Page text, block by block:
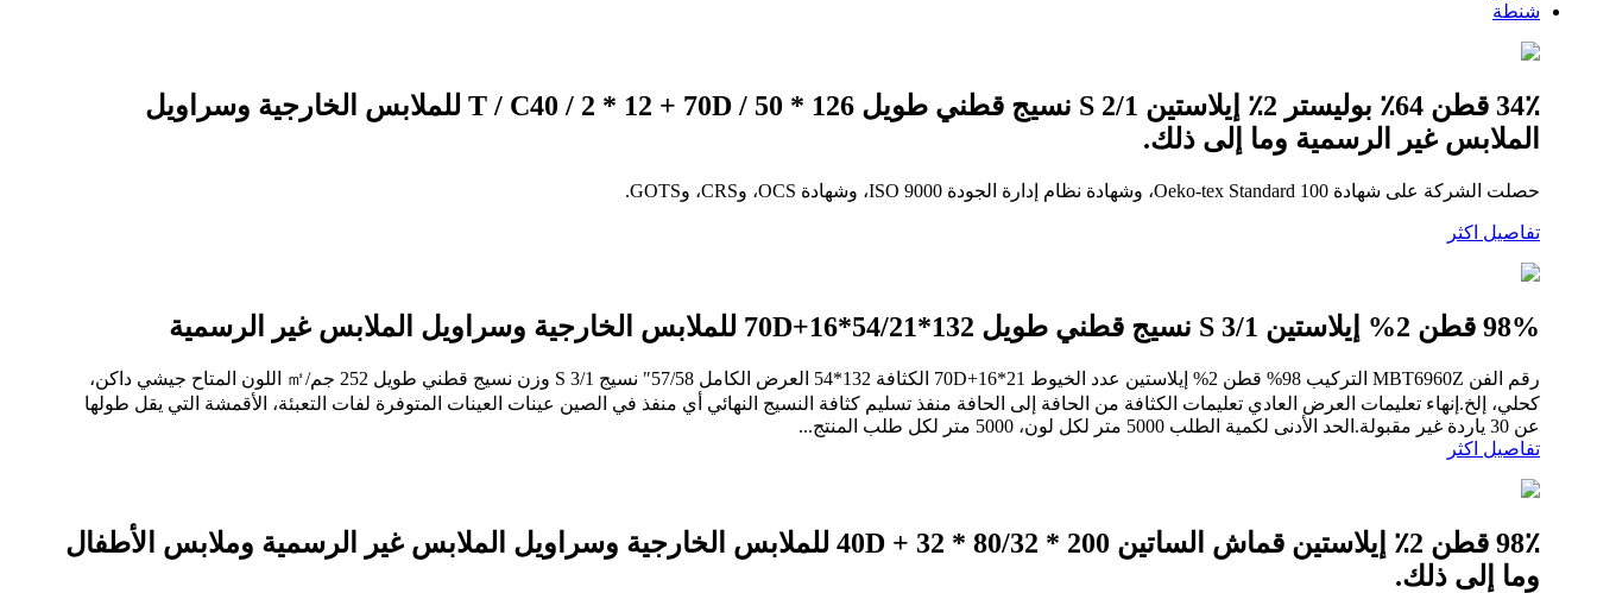
شنطة
34٪ قطن 64٪ بوليستر 2٪ إيلاستين 2/1 S نسيج قطني طويل 126 * 50 / T / C40 / 2 * 12 + 70D للملابس الخارجية وسراويل
الملابس غير الرسمية وما إلى ذلك.
حصلت الشركة على شهادة Oeko-tex Standard 100، وشهادة نظام إدارة الجودة ISO 9000، وشهادة OCS، وCRS، وGOTS.
تفاصيل اكثر
98% قطن 2% إيلاستين 3/1 S نسيج قطني طويل 132*54/21*16+70D للملابس الخارجية وسراويل الملابس غير الرسمية
رقم الفن MBT6960Z التركيب 98% قطن 2% إيلاستين عدد الخيوط 21*16+70D الكثافة 132*54 العرض الكامل 57/58″ نسيج 3/1 S وزن نسيج قطني طويل 252 جم/㎡ اللون المتاح جيشي داكن،
كحلي، إلخ.إنهاء تعليمات العرض العادي تعليمات الكثافة من الحافة إلى الحافة منفذ تسليم كثافة النسيج النهائي أي منفذ في الصين عينات العينات المتوفرة لفات التعبئة، الأقمشة التي يقل طولها
عن 30 ياردة غير مقبولة.الحد الأدنى لكمية الطلب 5000 متر لكل لون، 5000 متر لكل طلب المنتج...
تفاصيل اكثر
98٪ قطن 2٪ إيلاستين قماش الساتين 200 * 80/32 * 32 + 40D للملابس الخارجية وسراويل الملابس غير الرسمية وملابس الأطفال
وما إلى ذلك.